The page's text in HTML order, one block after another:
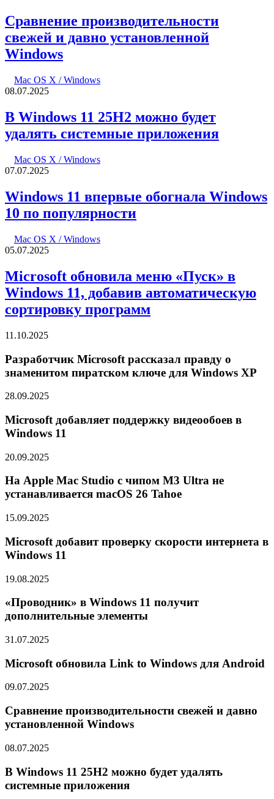
Сравнение производительности
свежей и давно установленной
Windows
Mac OS X / Windows
08.07.2025
В Windows 11 25H2 можно будет
удалять системные приложения
Mac OS X / Windows
07.07.2025
Windows 11 впервые обогнала Windows
10 по популярности
Mac OS X / Windows
05.07.2025
Microsoft обновила меню «Пуск» в
Windows 11, добавив автоматическую
сортировку программ
11.10.2025
Разработчик Microsoft рассказал правду о
знаменитом пиратском ключе для Windows XP
28.09.2025
Microsoft добавляет поддержку видеообоев в
Windows 11
20.09.2025
На Apple Mac Studio с чипом M3 Ultra не
устанавливается macOS 26 Tahoe
15.09.2025
Microsoft добавит проверку скорости интернета в
Windows 11
19.08.2025
«Проводник» в Windows 11 получит
дополнительные элементы
31.07.2025
Microsoft обновила Link to Windows для Android
09.07.2025
Сравнение производительности свежей и давно
установленной Windows
08.07.2025
В Windows 11 25H2 можно будет удалять
системные приложения